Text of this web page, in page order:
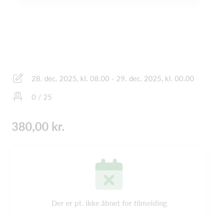
28. dec. 2025, kl. 08.00 - 29. dec. 2025, kl. 00.00
0 / 25
380,00 kr.
Der er pt. ikke åbnet for tilmelding